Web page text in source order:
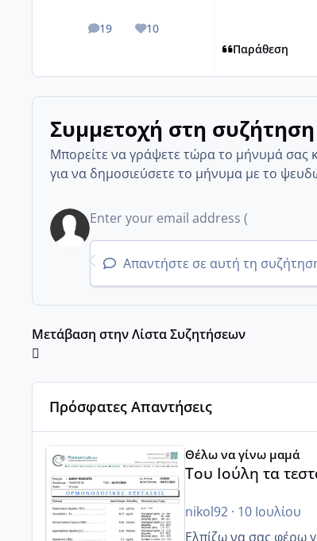
19
posts 10
Reputation
Παράθεση
Συμμετοχή στη συζήτηση
Μπορείτε να γράψετε τώρα το μήνυμά σας
για να δημοσιεύσετε το μήνυμα με το
Απαντήστε σε αυτή τη
Μετάβαση στην Λίστα Συζητήσεων
Πρόσφατες Απαντήσεις
Θέλω να γίνω μαμά
Του Ιούλη τα
nikol92· 10 Ιουλίου
Ελπίζω να σας φέρω